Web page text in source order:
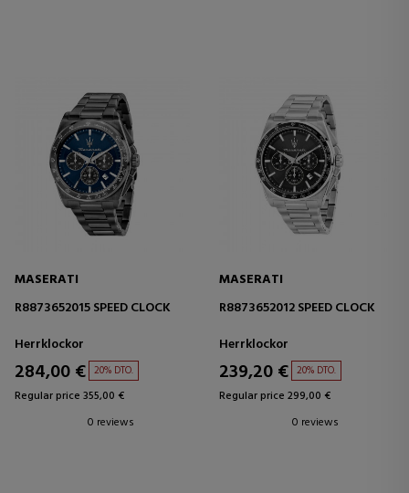
MASERATI
R8873652015 SPEED CLOCK
Herrklockor
284,00 € 20% DTO.
Regular price 355,00 €
0 reviews
MASERATI
R8873652012 SPEED CLOCK
Herrklockor
239,20 € 20% DTO.
Regular price 299,00 €
0 reviews